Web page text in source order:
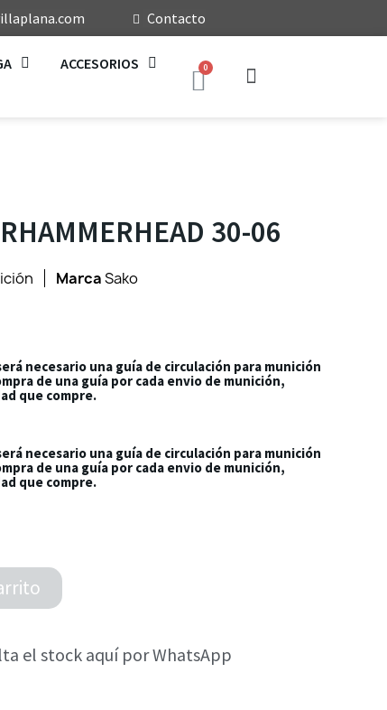
Contacto
ACCESORIOS
30-06
MarcaSako
necesario una guía de circulación para munición
de una guía por cada envio de munición,
que compre.
necesario una guía de circulación para munición
de una guía por cada envio de munición,
que compre.
el stock aquí por WhatsApp